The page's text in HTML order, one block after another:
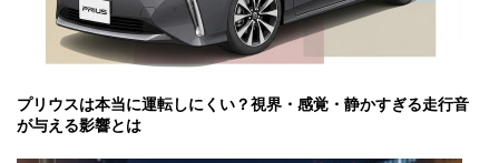
プリウスは本当に運転しにくい？視界・感覚・静かすぎる走行音
が与える影響とは